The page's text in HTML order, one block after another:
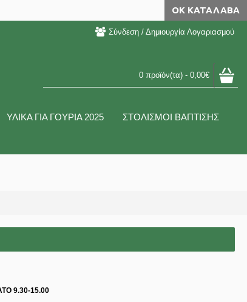
ΟΚ ΚΑΤΆΛΑΒΑ
Σύνδεση / Δημιουργία Λογαριασμού
0 προϊόν(τα) - 0,00€
ΥΛΙΚΑ ΓΙΑ ΓΟΥΡΙΑ 2025 ΣΤΟΛΙΣΜΟΙ ΒΑΠΤΙΣΗΣ
9.30-15.00